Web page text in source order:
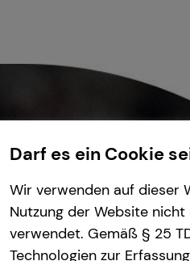
Darf es ein Cookie
Wir verwenden auf dieser
Nutzung der Website
verwendet. Gemäß § 25
Technologien zur